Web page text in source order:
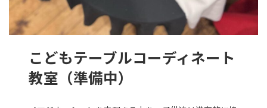
こどもテーブルコーディネート
教室（準備中）